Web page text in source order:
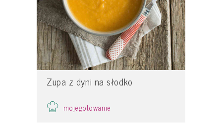
Zupa z dyni na słodko
mojegotowanie